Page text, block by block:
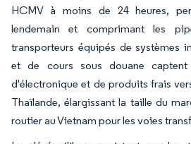
HCMV à moins de 24 heures,
lendemain et comprimant les
transporteurs équipés de systèmes
et de cours sous douane
d'électronique et de produits frais
Thaïlande, élargissant la taille du
routier au Vietnam pour les voies